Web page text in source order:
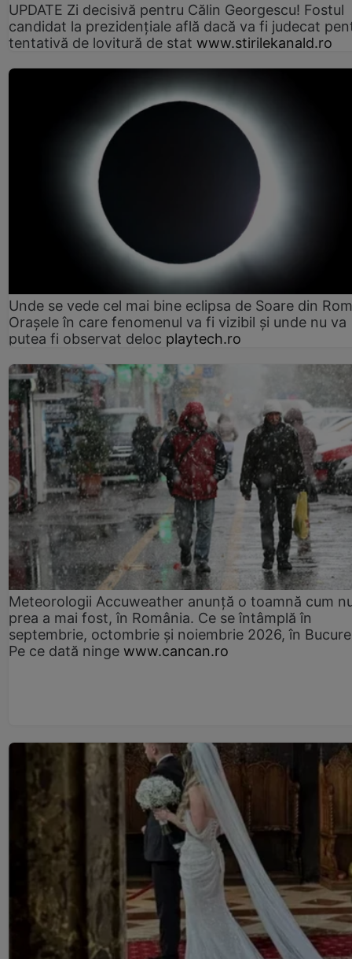
UPDATE Zi decisivă pentru Călin Georgescu! Fostul
candidat la prezidențiale află dacă va fi judecat
tentativă de lovitură de stat www.stirilekanald.ro
Unde se vede cel mai bine eclipsa de Soare din
Orașele în care fenomenul va fi vizibil și unde nu va
putea fi observat deloc playtech.ro
Meteorologii Accuweather anunță o toamnă cum
prea a mai fost, în România. Ce se întâmplă în
septembrie, octombrie și noiembrie 2026, în
Pe ce dată ninge www.cancan.ro